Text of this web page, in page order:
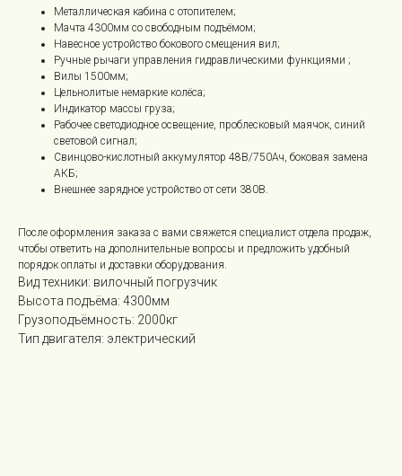
Металлическая кабина с отопителем;
Мачта 4300мм со свободным подъёмом;
Навесное устройство бокового смещения вил;
Ручные рычаги управления гидравлическими функциями ;
Вилы 1500мм;
Цельнолитые немаркие колёса;
Индикатор массы груза;
Рабочее светодиодное освещение, проблесковый маячок, синий
световой сигнал;
Свинцово-кислотный аккумулятор 48В/750Ач, боковая замена
АКБ;
Внешнее зарядное устройство от сети 380В.
После оформления заказа с вами свяжется специалист отдела продаж,
чтобы ответить на дополнительные вопросы и предложить удобный
порядок оплаты и доставки оборудования.
Вид техники: вилочный погрузчик
Высота подъёма: 4300мм
Грузоподъёмность: 2000кг
Тип двигателя: электрический